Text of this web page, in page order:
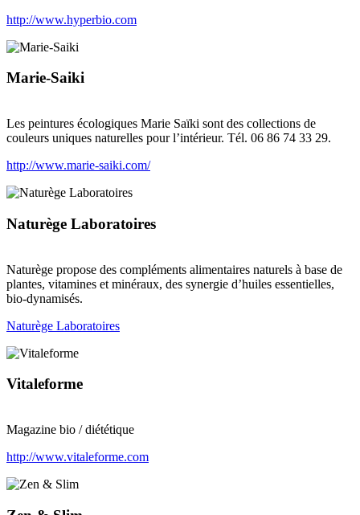
http://www.hyperbio.com
Marie-Saiki
Les peintures écologiques Marie Saïki sont des collections de
couleurs uniques naturelles pour l’intérieur. Tél. 06 86 74 33 29.
http://www.marie-saiki.com/
Naturège Laboratoires
Naturège propose des compléments alimentaires naturels à base de
plantes, vitamines et minéraux, des synergie d’huiles essentielles,
bio-dynamisés.
Naturège Laboratoires
Vitaleforme
Magazine bio / diététique
http://www.vitaleforme.com